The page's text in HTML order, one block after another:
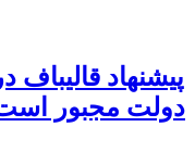
پیشنهاد